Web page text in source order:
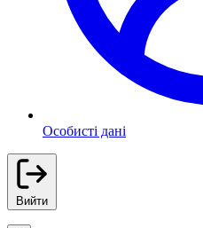
Особисті дані
Вийти